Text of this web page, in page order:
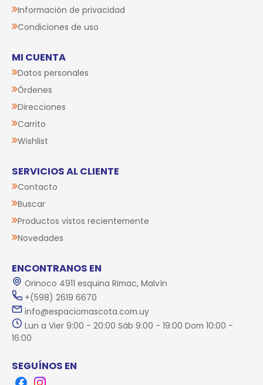
Información de privacidad
Condiciones de uso
MI CUENTA
Datos personales
Órdenes
Direcciones
Carrito
Wishlist
SERVICIOS AL CLIENTE
Contacto
Buscar
Productos vistos recientemente
Novedades
ENCONTRANOS EN
Orinoco 4911 esquina Rimac, Malvín
+(598) 2619 6670
info@espaciomascota.com.uy
Lun a Vier 9:00 - 20:00 Sáb 9:00 - 19:00 Dom 10:00 -
16:00
SEGUÍNOS EN